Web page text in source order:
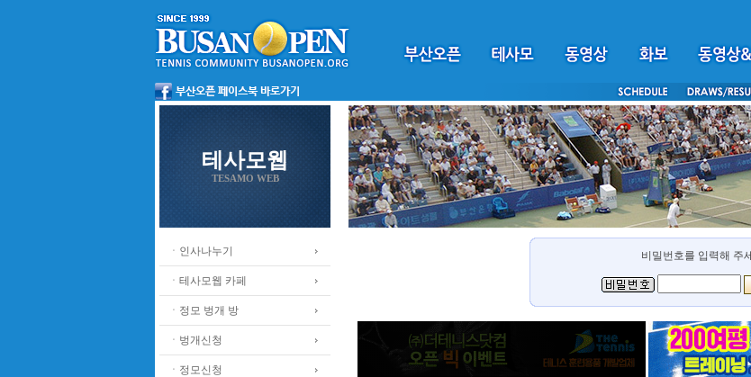
테사모웹
TESAMO WEB
ㆍ인사나누기
ㆍ테사모웹 카페
ㆍ정모 벙개 방
ㆍ벙개신청
ㆍ정모신청
비밀번호를 입력해 주